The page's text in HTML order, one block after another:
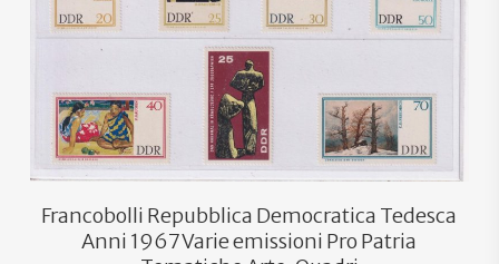
Francobolli Repubblica Democratica Tedesca
Anni 1967 Varie emissioni Pro Patria